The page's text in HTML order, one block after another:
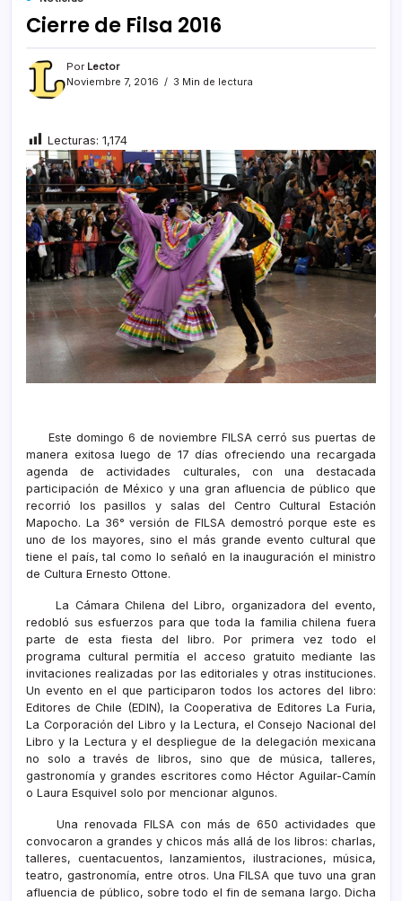
Cierre de Filsa 2016
Por Lector
Noviembre 7, 2016
3 Min de lectura
Lecturas: 1,174
Este domingo 6 de noviembre FILSA cerró sus puertas de
manera exitosa luego de 17 días ofreciendo una recargada
agenda de actividades culturales, con una destacada
participación de México y una gran afluencia de público que
recorrió los pasillos y salas del Centro Cultural Estación
Mapocho. La 36° versión de FILSA demostró porque este es
uno de los mayores, sino el más grande evento cultural que
tiene el país, tal como lo señaló en la inauguración el ministro
de Cultura Ernesto Ottone.
La Cámara Chilena del Libro, organizadora del evento,
redobló sus esfuerzos para que toda la familia chilena fuera
parte de esta fiesta del libro. Por primera vez todo el
programa cultural permitía el acceso gratuito mediante las
invitaciones realizadas por las editoriales y otras instituciones.
Un evento en el que participaron todos los actores del libro:
Editores de Chile (EDIN), la Cooperativa de Editores La Furia,
La Corporación del Libro y la Lectura, el Consejo Nacional del
Libro y la Lectura y el despliegue de la delegación mexicana
no solo a través de libros, sino que de música, talleres,
gastronomía y grandes escritores como Héctor Aguilar-Camín
o Laura Esquivel solo por mencionar algunos.
Una renovada FILSA con más de 650 actividades que
convocaron a grandes y chicos más allá de los libros: charlas,
talleres, cuentacuentos, lanzamientos, ilustraciones, música,
teatro, gastronomía, entre otros. Una FILSA que tuvo una gran
afluencia de público, sobre todo el fin de semana largo. Dicha